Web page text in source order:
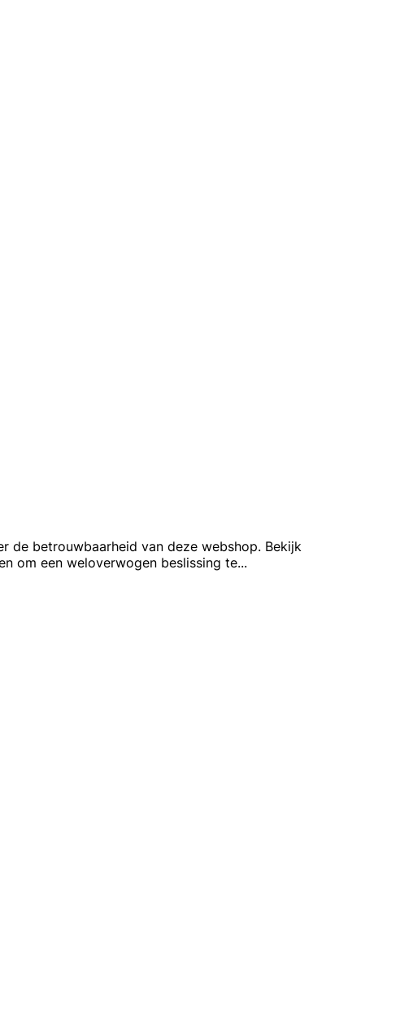
de betrouwbaarheid van deze webshop. Bekijk
om een weloverwogen beslissing te...